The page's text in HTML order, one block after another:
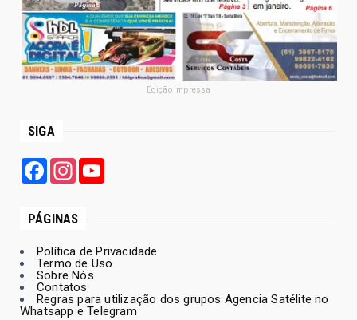
Edição Impressa
SIGA
FacebookInstagram
PÁGINAS
Política de Privacidade
Termo de Uso
Sobre Nós
Contatos
Regras para utilização dos grupos Agencia Satélite no
Whatsapp e Telegram